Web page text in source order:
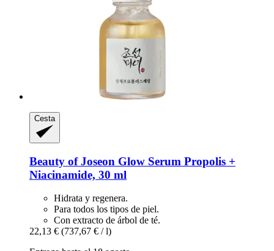
Cesta
Beauty of Joseon Glow Serum Propolis +
Niacinamide, 30 ml
Hidrata y regenera.
Para todos los tipos de piel.
Con extracto de árbol de té.
22,13 € (737,67 € / l)